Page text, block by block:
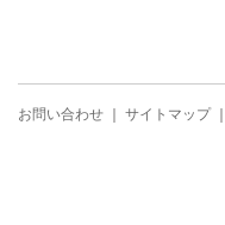
お問い合わせ サイトマップ｜